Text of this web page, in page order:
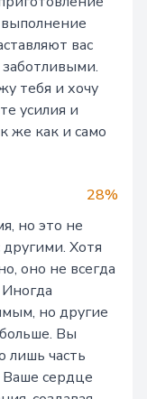
вас
тебя и хочу
усилия и
же как и само
28%
но это не
Хотя
оно не всегда
но другие
Вы
лишь часть
Ваше сердце